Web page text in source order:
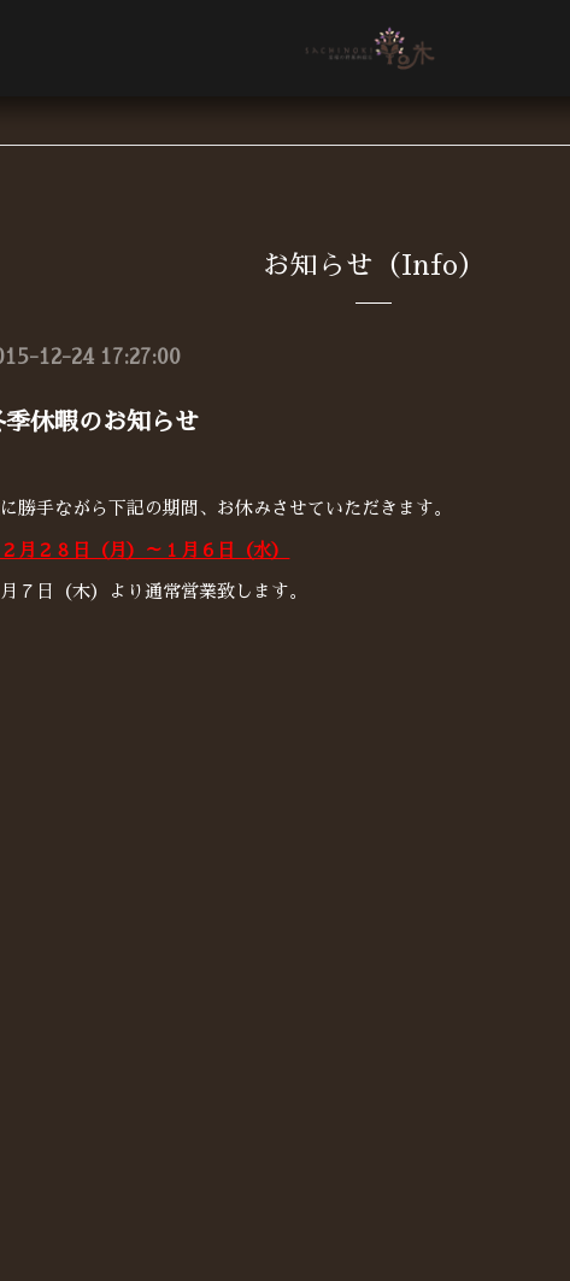
お知らせ（Info）
12-24 17:27:00
季休暇のお知らせ
勝手ながら下記の期間、お休みさせていただきます。
２月２８日（月）～１月６日（水）
月７日（木）より通常営業致します。